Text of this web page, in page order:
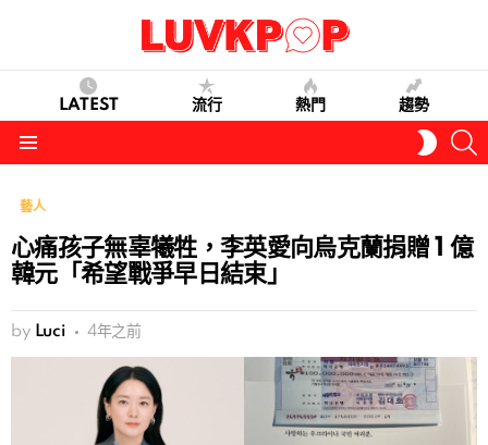
LATEST 流行 熱門 趨勢
SKIN
藝人
心痛孩子無辜犧牲，李英愛向烏克蘭捐贈 1 億
韓元「希望戰爭早日結束」
by Luci 4年之前